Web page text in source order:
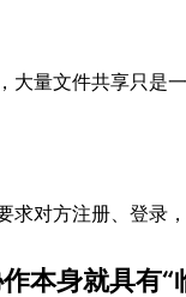
大量文件共享只是
求对方注册、登录
本身就具有“